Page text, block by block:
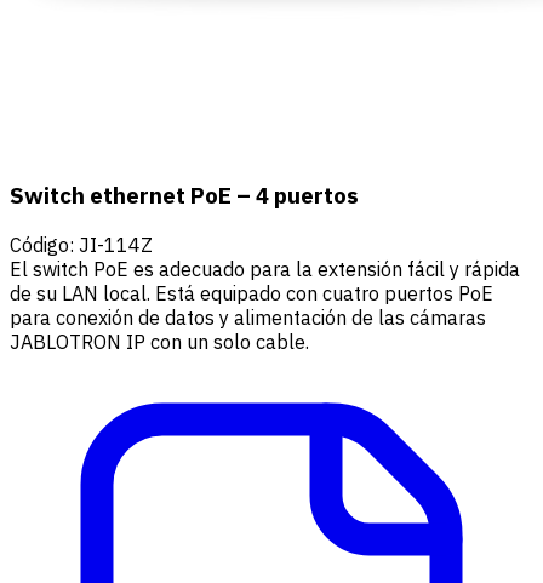
Switch ethernet PoE – 4 puertos
Código: JI-114Z
El switch PoE es adecuado para la extensión fácil y rápida
de su LAN local. Está equipado con cuatro puertos PoE
para conexión de datos y alimentación de las cámaras
JABLOTRON IP con un solo cable.